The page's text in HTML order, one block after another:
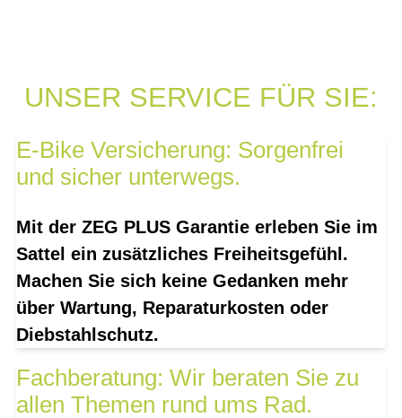
UNSER SERVICE FÜR SIE:
E-Bike Versicherung: Sorgenfrei
und sicher unterwegs.
Mit der ZEG PLUS Garantie erleben Sie im
Sattel ein zusätzliches Freiheitsgefühl.
Machen Sie sich keine Gedanken mehr
über Wartung, Reparaturkosten oder
Diebstahlschutz.
Fachberatung: Wir beraten Sie zu
allen Themen rund ums Rad.